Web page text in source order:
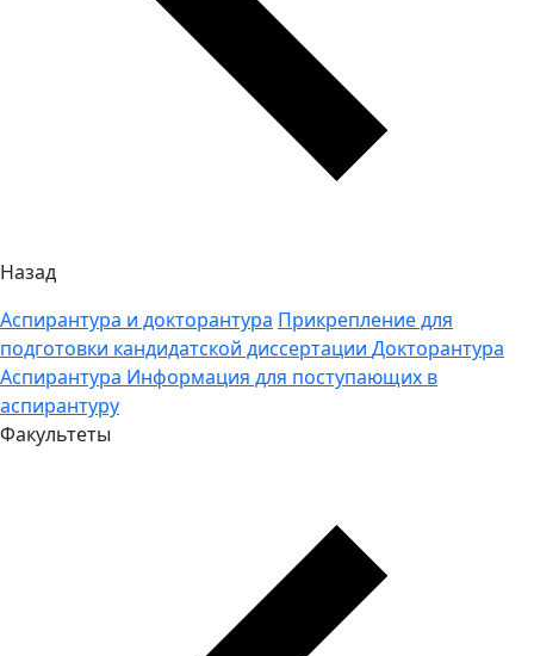
Назад
Аспирантура и докторантура Прикрепление для
подготовки кандидатской диссертации Докторантура
Аспирантура Информация для поступающих в
аспирантуру
Факультеты